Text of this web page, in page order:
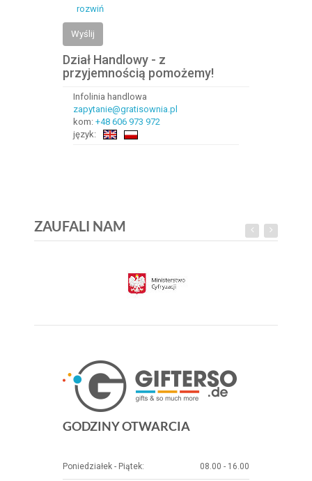
rozwiń
Wyślij
Dział Handlowy - z
przyjemnością pomożemy!
Infolinia handlowa
zapytanie@gratisownia.pl
kom: +48 606 973 972
język:
ZAUFALI NAM
GODZINY OTWARCIA
Poniedziałek - Piątek: 08.00 - 16.00